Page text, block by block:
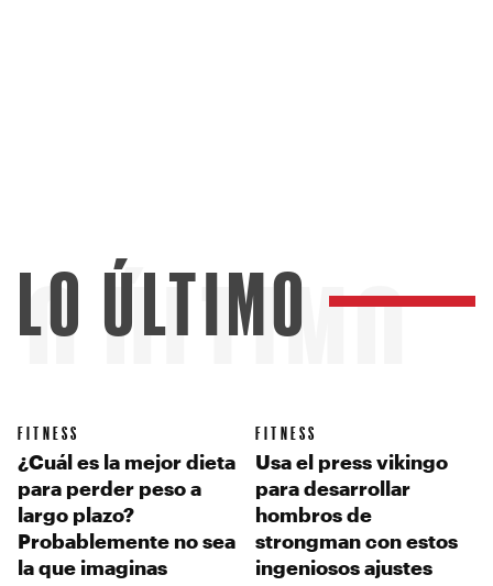
ÚLTIMO
LO ÚLTIMO
FITNESS
¿Cuál es la mejor dieta
para perder peso a
largo plazo?
Probablemente no sea
la que imaginas
FITNESS
Usa el press vikingo
para desarrollar
hombros de
strongman con estos
ingeniosos ajustes